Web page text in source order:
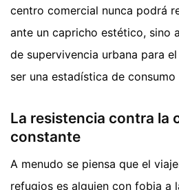
centro comercial nunca podrá
ante un capricho estético, sino
de supervivencia urbana para
ser una estadística de consumo
La resistencia contra la
constante
A menudo se piensa que el
refugios es alguien con fobia a